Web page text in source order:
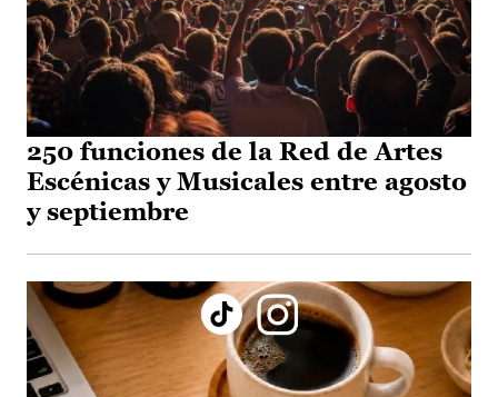
250 funciones de la Red de Artes
Escénicas y Musicales entre agosto
y septiembre